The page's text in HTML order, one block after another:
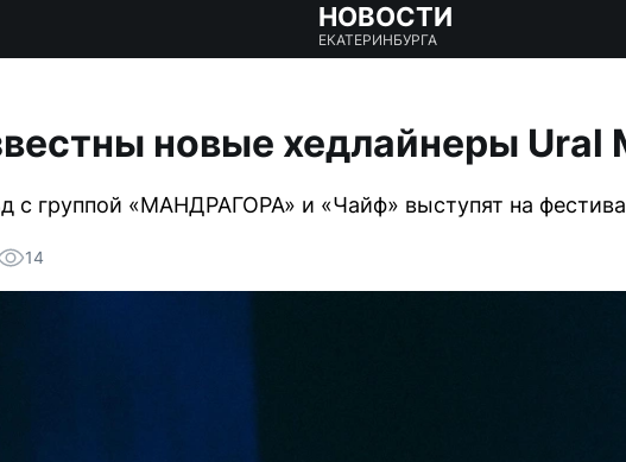
НОВОСТИ
ЕКАТЕРИНБУРГА
новые хедлайнеры Ural
с группой «МАНДРАГОРА» и «Чайф» выступят на
14